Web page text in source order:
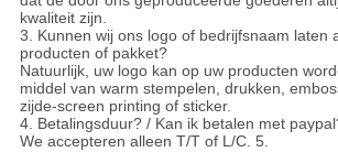
kwaliteit zijn.
3. Kunnen wij ons logo of bedrijfsnaam laten
producten of pakket?
Natuurlijk, uw logo kan op uw producten
middel van warm stempelen, drukken,
zijde-screen printing of sticker.
4. Betalingsduur? / Kan ik betalen met
We accepteren alleen T/T of L/C. 5.